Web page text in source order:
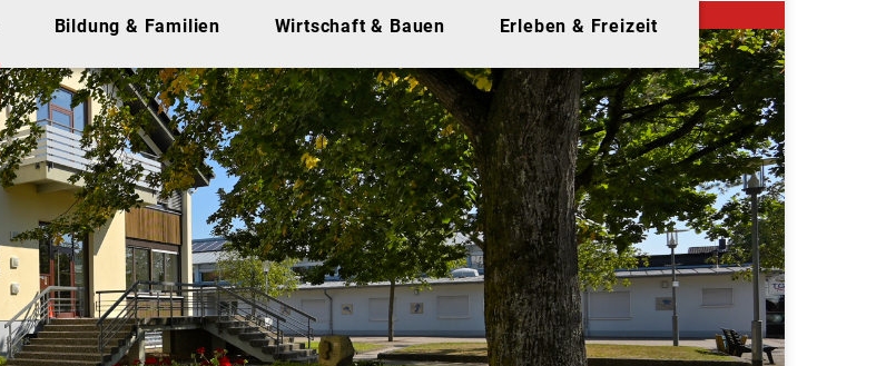
Bildung & Familien Wirtschaft & Bauen Erleben & Freizeit